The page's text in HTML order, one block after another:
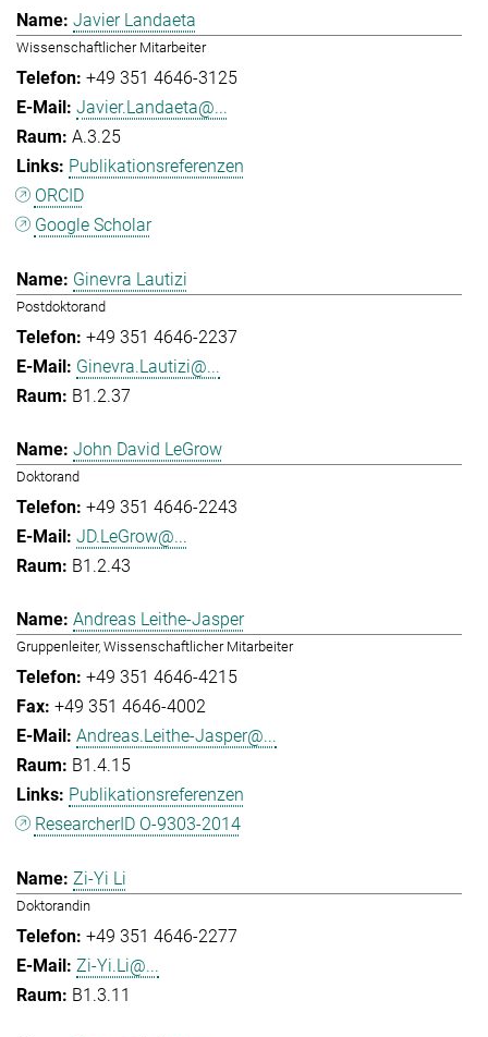
Javier Landaeta
Wissenschaftlicher Mitarbeiter
+49 351 4646-3125
Javier.Landaeta@...
A.3.25
Publikationsreferenzen
ORCID
Google Scholar
Ginevra Lautizi
Postdoktorand
+49 351 4646-2237
Ginevra.Lautizi@...
B1.2.37
John David LeGrow
Doktorand
+49 351 4646-2243
JD.LeGrow@...
B1.2.43
Andreas Leithe-Jasper
Gruppenleiter, Wissenschaftlicher Mitarbeiter
+49 351 4646-4215
+49 351 4646-4002
Andreas.Leithe-Jasper@...
B1.4.15
Publikationsreferenzen
ResearcherID O-9303-2014
Zi-Yi Li
Doktorandin
+49 351 4646-2277
Zi-Yi.Li@...
B1.3.11